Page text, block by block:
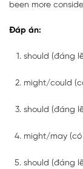
been more
Đáp án:
should (đáng
might/could
should (đáng
might/may
should (đáng